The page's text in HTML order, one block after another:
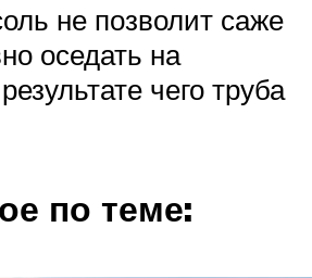
не позволит саже
оседать на
чего труба
по теме: